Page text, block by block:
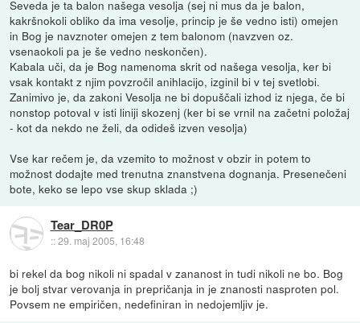
Seveda je ta balon našega vesolja (sej ni mus da je balon,
kakršnokoli obliko da ima vesolje, princip je še vedno isti) omejen
in Bog je navznoter omejen z tem balonom (navzven oz.
vsenaokoli pa je še vedno neskončen).
Kabala uči, da je Bog namenoma skrit od našega vesolja, ker bi
vsak kontakt z njim povzročil anihlacijo, izginil bi v tej svetlobi.
Zanimivo je, da zakoni Vesolja ne bi dopuščali izhod iz njega, če bi
nonstop potoval v isti liniji skozenj (ker bi se vrnil na začetni položaj
- kot da nekdo ne želi, da odideš izven vesolja)
Vse kar rečem je, da vzemito to možnost v obzir in potem to
možnost dodajte med trenutna znanstvena dognanja. Presenečeni
bote, keko se lepo vse skup sklada ;)
Tear_DR0P
::29. maj 2005, 16:48
bi rekel da bog nikoli ni spadal v zananost in tudi nikoli ne bo. Bog
je bolj stvar verovanja in prepričanja in je znanosti nasproten pol.
Povsem ne empiričen, nedefiniran in nedojemljiv je.